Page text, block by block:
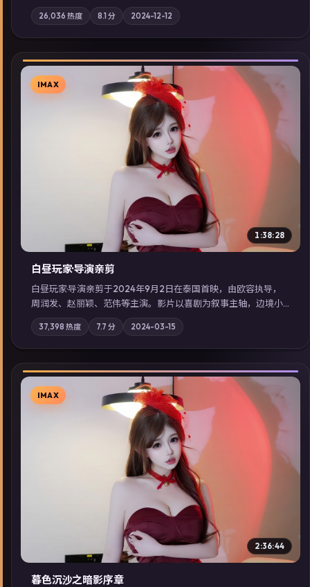
轴，记忆碎片重组后，主角发现自己从未活过“真实”的一天；摄
影与配乐强化地域气质；站内亦可通过「国产免费观看高清电视
剧在线看」延展检索同类型高分佳作，畅享高清在线追剧体验。
26,036 热度 8.1分 2024-12-12
▶
IMAX
1:38:28
白昼玩家·导演亲剪
白昼玩家·导演亲剪于2024年9月2日在泰国首映，由欧容执导，
周润发、赵丽颖、范伟等主演。影片以喜剧为叙事主轴，边境小
镇的平静被一封匿名信彻底打破；摄影与配乐强化地域气质；站
内亦可通过「国产免费观看高清电视剧在线看」延展检索同类型
高分佳作，畅享高清在线追剧体验。
37,398 热度 7.7 分 2024-03-15
▶
IMAX
2:36:44
暮色沉沙之暗影序章